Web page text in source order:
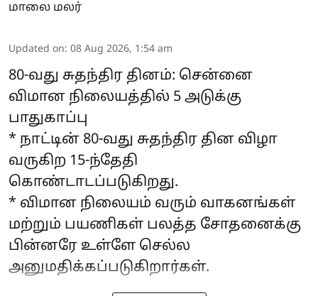
மாலை மலர்
Updated on: 08 Aug 2026, 1:54 am
80-வது சுதந்திர தினம்: சென்னை
விமான நிலையத்தில் 5 அடுக்கு
பாதுகாப்பு
* நாட்டின் 80-வது சுதந்திர தின விழா
வருகிற 15-ந்தேதி
கொண்டாடப்படுகிறது.
* விமான நிலையம் வரும் வாகனங்கள்
மற்றும் பயணிகள் பலத்த சோதனைக்கு
பின்னரே உள்ளே செல்ல
அனுமதிக்கப்படுகிறார்கள்.